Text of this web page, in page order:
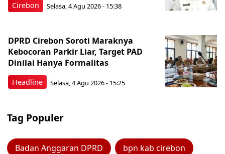
Cirebon Selasa, 4 Agu 2026 - 15:38
Headline
DPRD Cirebon Soroti Maraknya
Kebocoran Parkir Liar, Target PAD
Dinilai Hanya Formalitas
Selasa, 4 Agu 2026 - 15:25
Tag Populer
Badan Anggaran DPRD bpn kab cirebon